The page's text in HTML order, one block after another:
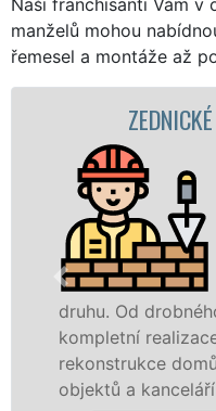
manželů mohou
řemesel a montáže až
ZEDNICKÉ PRÁCE
Denně pro
Vejprtech
hodinoví
EXTRA
zednické
Od drobného zdění či
realizace
domů, bytů,
a kanceláří se zárukou